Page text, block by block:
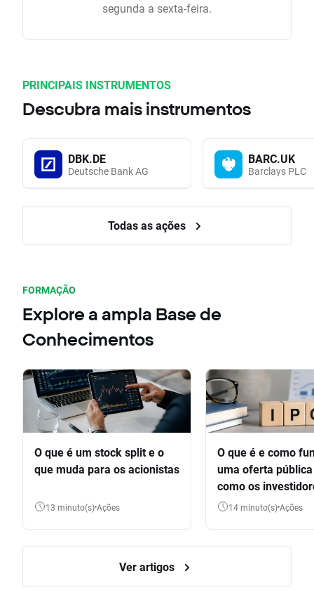
segunda a sexta-feira.
PRINCIPAIS INSTRUMENTOS
Descubra mais instrumentos
DBK.DE
Deutsche Bank AG
BARC.UK
Barclays PLC
Todas as ações
FORMAÇÃO
Explore a ampla Base de
Conhecimentos
O que é um stock split e o
que muda para os acionistas
13 minuto(s) Ações
O que é e como
uma oferta
como os
participar
14 minuto(s) Ações
Ver artigos